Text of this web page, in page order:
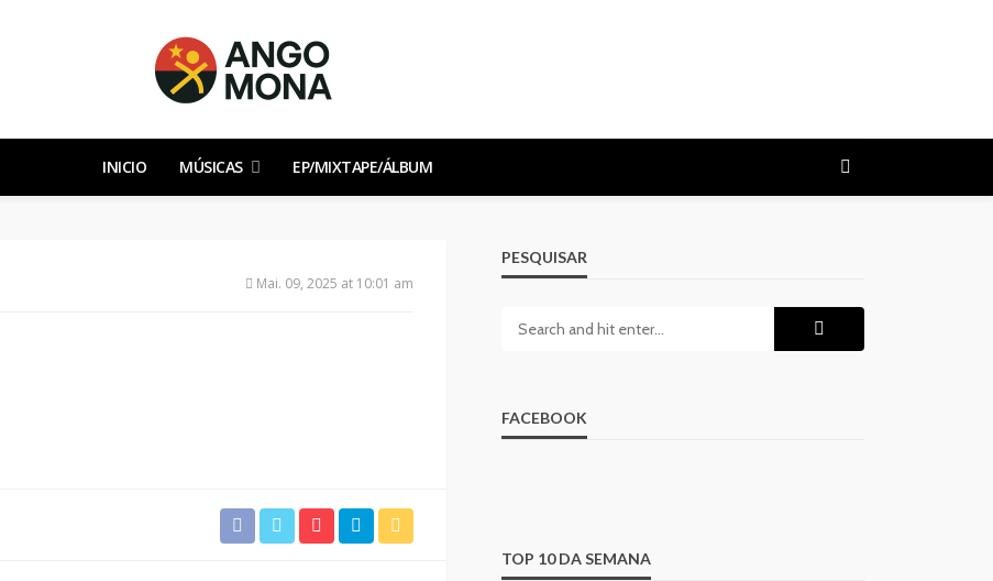
INICIO MÚSICAS EP/MIXTAPE/ÁLBUM
Mai. 09, 2025 at 10:01 am
PESQUISAR
FACEBOOK
TOP 10 DA SEMANA